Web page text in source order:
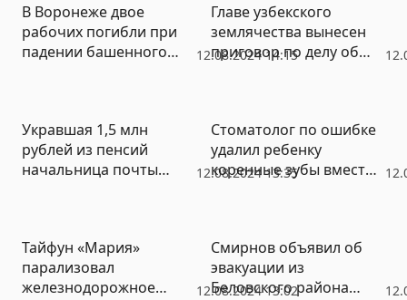
12.08.2024 14:15
В Воронеже двое
рабочих погибли при
падении башенного
Главе узбекского
землячества вынесен
приговор по делу об
12.08.2024 13:35
Укравшая 1,5 млн
рублей из пенсий
начальница почты
Стоматолог по ошибке
удалил ребенку
коренные зубы вместо
12.08.2024 13:02
Тайфун «Мария»
парализовал
железнодорожное
Смирнов объявил об
эвакуации из
Беловского района